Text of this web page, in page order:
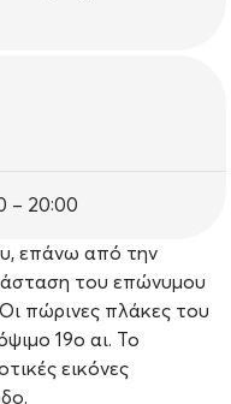
– 20:00
επάνω από την
του επώνυμου
πώρινες πλάκες του
19ο αι. Το
εικόνες